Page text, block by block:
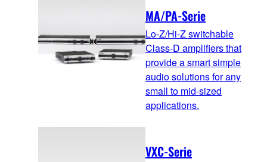
MA/PA-Serie
Lo-Z/Hi-Z switchable
Class-D amplifiers that
provide a smart simple
audio solutions for any
small to mid-sized
applications.
VXC-Serie